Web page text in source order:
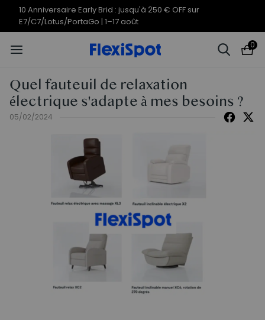
10 Anniversaire Early Brid : jusqu'à 250 € OFF sur
E7/C7/Lotus/PortaGo | 1–17 août
0
Quel fauteuil de relaxation
électrique s'adapte à mes besoins ?
05/02/2024